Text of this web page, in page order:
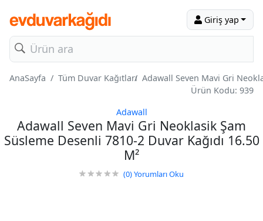
Giriş yap
AnaSayfa Tüm Duvar Kağıtları Adawall Seven Mavi Gri
Ürün Kodu: 939
Adawall
Adawall Seven Mavi Gri Neoklasik Şam
Süsleme Desenli 7810-2 Duvar Kağıdı 16.50
M²
(0)Yorumları Oku